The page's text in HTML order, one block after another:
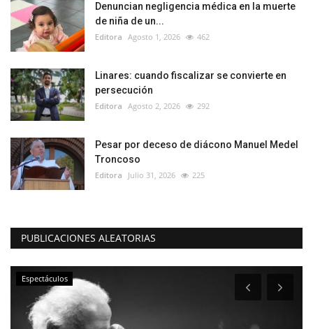
Denuncian negligencia médica en la muerte
de niña de un...
Editora Agosto 1, 2026 462
Linares: cuando fiscalizar se convierte en
persecución
Editora Agosto 2, 2026 292
Pesar por deceso de diácono Manuel Medel
Troncoso
Editora Julio 31, 2026 225
PUBLICACIONES ALEATORIAS
Espectáculos